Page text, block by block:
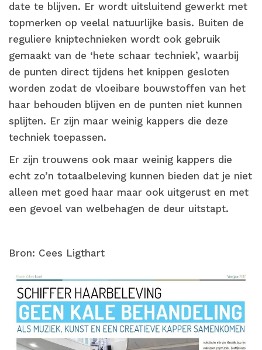
date te blijven. Er wordt uitsluitend gewerkt met
topmerken op veelal natuurlijke basis. Buiten de
reguliere kniptechnieken wordt ook gebruik
gemaakt van de ‘hete schaar techniek’, waarbij
de punten direct tijdens het knippen gesloten
worden zodat de vloeibare bouwstoffen van het
haar behouden blijven en de punten niet kunnen
splijten. Er zijn maar weinig kappers die deze
techniek toepassen.
Er zijn trouwens ook maar weinig kappers die
echt zo’n totaalbeleving kunnen bieden dat je niet
alleen met goed haar maar ook uitgerust en met
een gevoel van welbehagen de deur uitstapt.
Bron: Cees Ligthart